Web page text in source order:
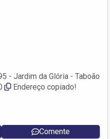
- Jardim da Glória - Taboão
Endereço copiado!
Comente